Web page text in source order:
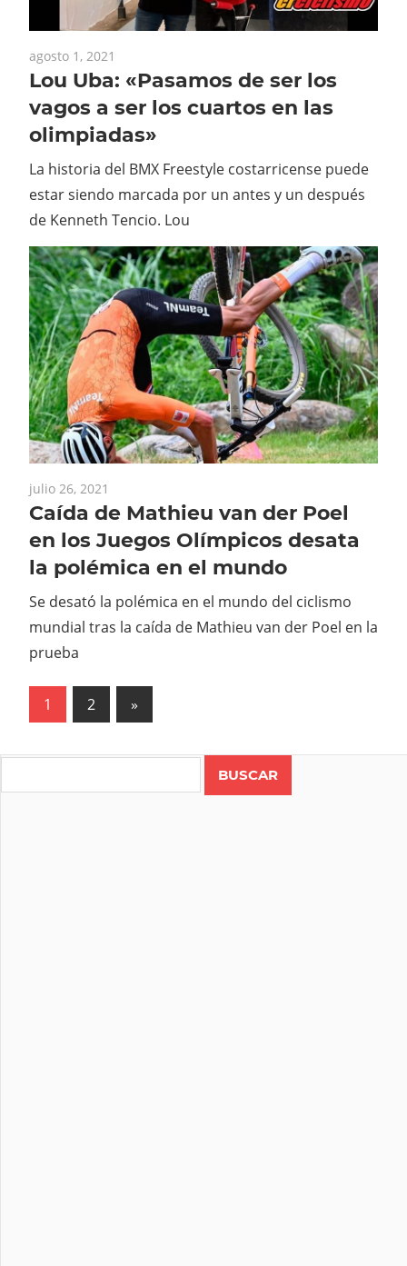
agosto 1, 2021
Lou Uba: «Pasamos de ser los
vagos a ser los cuartos en las
olimpiadas»
La historia del BMX Freestyle costarricense puede
estar siendo marcada por un antes y un después
de Kenneth Tencio. Lou
julio 26, 2021
Caída de Mathieu van der Poel
en los Juegos Olímpicos desata
la polémica en el mundo
Se desató la polémica en el mundo del ciclismo
mundial tras la caída de Mathieu van der Poel en la
prueba
Paginación
1 2
Next
Posts
»